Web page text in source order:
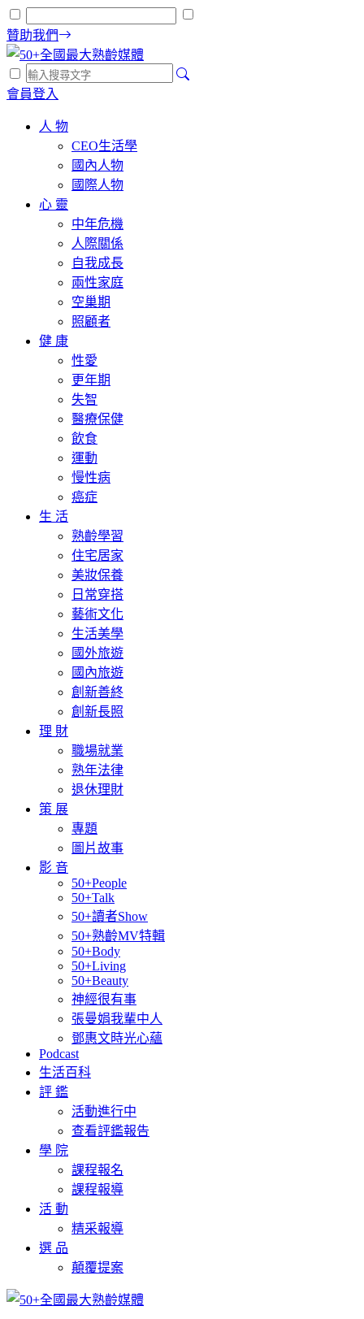
贊助我們
會員登入
人 物
CEO生活學
國內人物
國際人物
心 靈
中年危機
人際關係
自我成長
兩性家庭
空巢期
照顧者
健 康
性愛
更年期
失智
醫療保健
飲食
運動
慢性病
癌症
生 活
熟齡學習
住宅居家
美妝保養
日常穿搭
藝術文化
生活美學
國外旅遊
國內旅遊
創新善終
創新長照
理 財
職場就業
熟年法律
退休理財
策 展
專題
圖片故事
影 音
50+People
50+Talk
50+讀者Show
50+熟齡MV特輯
50+Body
50+Living
50+Beauty
神經很有事
張曼娟我輩中人
鄧惠文時光心蘊
Podcast
生活百科
評 鑑
活動進行中
查看評鑑報告
學 院
課程報名
課程報導
活 動
精采報導
選 品
顛覆提案